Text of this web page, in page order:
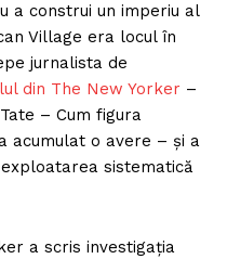
a construi un imperiu al
Village era locul în
jurnalista de
din The New Yorker –
– Cum figura
acumulat o avere – și a
sistematică
a scris investigația